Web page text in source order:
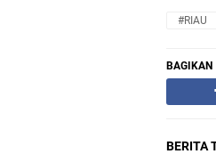
#RIAU
BAGIKAN
BERITA